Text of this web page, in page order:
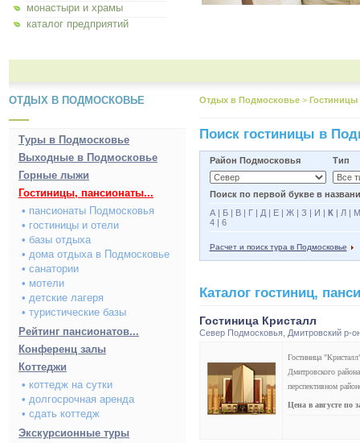
монастыри и храмы
каталог предприятий
ОТДЫХ В ПОДМОСКОВЬЕ
Туры в Подмосковье
Выходные в Подмосковье
Горные лыжи
Гостиницы, пансионаты...
• пансионаты Подмосковья
• гостиницы и отели
• базы отдыха
• дома отдыха в Подмосковье
• санатории
• мотели
• детские лагеря
• туристические базы
Рейтинг пансионатов...
Конференц залы
Коттеджи
• коттедж на сутки
• долгосрочная аренда
• сдать коттедж
Экскурсионные туры
Отдых в Подмосковье >
Поиск гостиницы в
Район Подмосковья Тип
Поиск по первой букве в
А| Б| В| Г| Д| Е| Ж| З | И | К | Л| М
4| 6
Расчет и поиск тура в Подмосковье
Каталог гостиниц,
Гостиница Кристалл
Север Подмосковья Дмитровский р-
Гостиница
Дмитровского
перспективном
Цена в августе по